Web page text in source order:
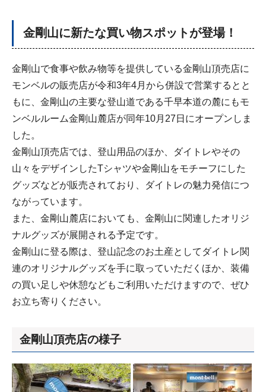
金剛山に新たな買い物スポットが登場！
金剛山で食事や飲み物等を提供している金剛山頂売店に
モンベルの販売店が令和3年4月から併設で営業するとと
もに、金剛山の主要な登山道である千早本道の麓にもモ
ンベルルーム金剛山麓店が同年10月27日にオープンしま
した。
金剛山頂売店では、登山用品のほか、ダイトレやその
山々をデザインしたTシャツや金剛山をモチーフにした
グッズなどが販売されており、ダイトレの魅力発信につ
ながっています。
また、金剛山麓店においても、金剛山に関連したオリジ
ナルグッズが展開される予定です。
金剛山に登る際は、登山記念のお土産としてダイトレ関
連のオリジナルグッズを手に取っていただくほか、装備
の買い足しや休憩などもご利用いただけますので、ぜひ
お立ち寄りください。
金剛山頂売店の様子